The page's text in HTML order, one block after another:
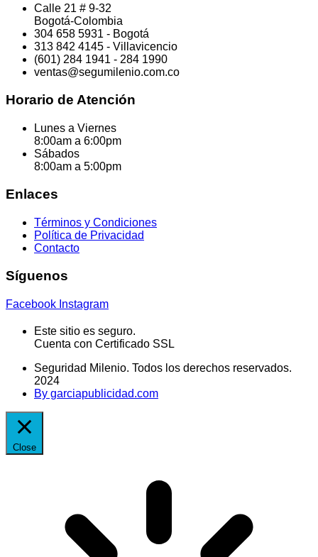
Calle 21 # 9-32
Bogotá-Colombia
304 658 5931 - Bogotá
313 842 4145 - Villavicencio
(601) 284 1941 - 284 1990
ventas@segumilenio.com.co
Horario de Atención
Lunes a Viernes
8:00am a 6:00pm
Sábados
8:00am a 5:00pm
Enlaces
Términos y Condiciones
Política de Privacidad
Contacto
Síguenos
Facebook Instagram
Este sitio es seguro.
Cuenta con Certificado SSL
Seguridad Milenio. Todos los derechos reservados.
2024
By garciapublicidad.com
Close